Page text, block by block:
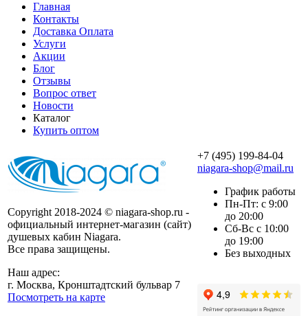
Главная
Контакты
Доставка Оплата
Услуги
Акции
Блог
Отзывы
Вопрос ответ
Новости
Каталог
Купить оптом
Copyright 2018-2024 © niagara-shop.ru -
официальный интернет-магазин (сайт)
душевых кабин Niagara.
Все права защищены.
Наш адрес:
г. Москва, Кронштадтский бульвар 7
Посмотреть на карте
+7 (495) 199-84-04
niagara-shop@mail.ru
График работы
Пн-Пт: с 9:00
до 20:00
Сб-Вс с 10:00
до 19:00
Без выходных